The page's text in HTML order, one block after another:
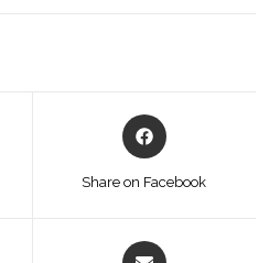
Opens
in
Share on Facebook
Opens